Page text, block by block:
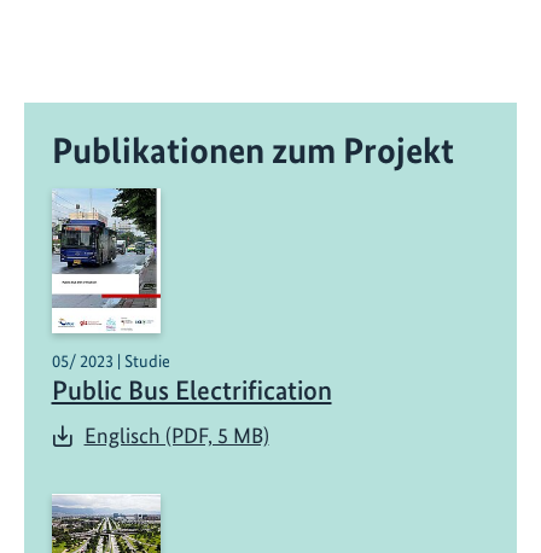
Publikationen zum Projekt
05/ 2023 | Studie
Public Bus Electrification
Englisch (PDF, 5 MB)